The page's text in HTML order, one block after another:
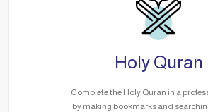
Holy Quran
Complete the Holy Quran in a
by making bookmarks and